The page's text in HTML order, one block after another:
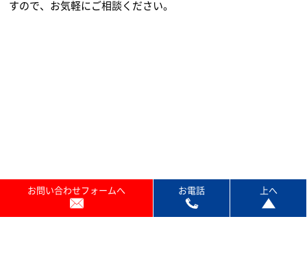
すので、お気軽にご相談ください。
お問い合わせフォームへ お電話 上へ